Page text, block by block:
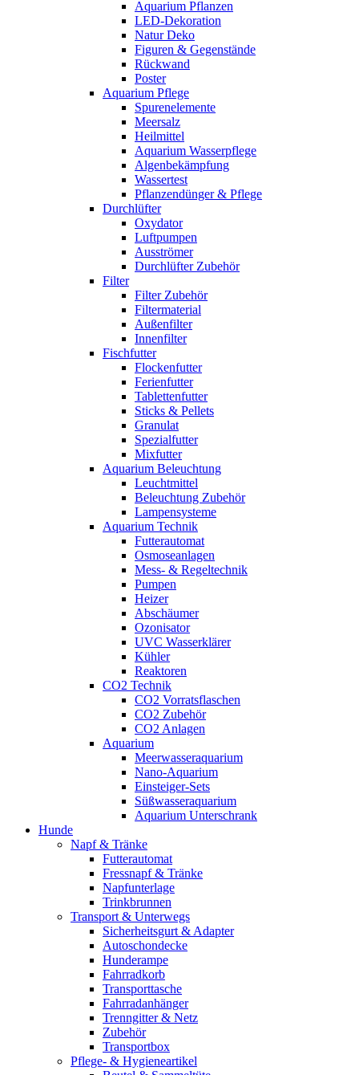
Aquarium Pflanzen
LED-Dekoration
Natur Deko
Figuren & Gegenstände
Rückwand
Poster
Aquarium Pflege
Spurenelemente
Meersalz
Heilmittel
Aquarium Wasserpflege
Algenbekämpfung
Wassertest
Pflanzendünger & Pflege
Durchlüfter
Oxydator
Luftpumpen
Ausströmer
Durchlüfter Zubehör
Filter
Filter Zubehör
Filtermaterial
Außenfilter
Innenfilter
Fischfutter
Flockenfutter
Ferienfutter
Tablettenfutter
Sticks & Pellets
Granulat
Spezialfutter
Mixfutter
Aquarium Beleuchtung
Leuchtmittel
Beleuchtung Zubehör
Lampensysteme
Aquarium Technik
Futterautomat
Osmoseanlagen
Mess- & Regeltechnik
Pumpen
Heizer
Abschäumer
Ozonisator
UVC Wasserklärer
Kühler
Reaktoren
CO2 Technik
CO2 Vorratsflaschen
CO2 Zubehör
CO2 Anlagen
Aquarium
Meerwasseraquarium
Nano-Aquarium
Einsteiger-Sets
Süßwasseraquarium
Aquarium Unterschrank
Hunde
Napf & Tränke
Futterautomat
Fressnapf & Tränke
Napfunterlage
Trinkbrunnen
Transport & Unterwegs
Sicherheitsgurt & Adapter
Autoschondecke
Hunderampe
Fahrradkorb
Transporttasche
Fahrradanhänger
Trenngitter & Netz
Zubehör
Transportbox
Pflege- & Hygieneartikel